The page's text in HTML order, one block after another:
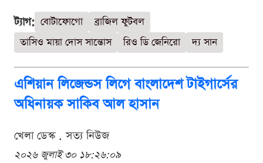
ট্যাগ: বোটাফোগো
ব্রাজিল ফুটবল
তাসিও মায়া দোস সান্তোস
রিও ডি জেনিরো দ্য সান
এশিয়ান লিজেন্ডস লিগে বাংলাদেশ টাইগার্সের
অধিনায়ক সাকিব আল হাসান
খেলা ডেস্ক . সত্য নিউজ
২০২৬ জুলাই ৩০ ১৮:২৬:০৯